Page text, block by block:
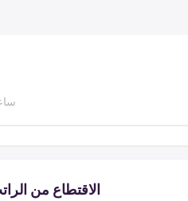
الاقتطاع من الراتب